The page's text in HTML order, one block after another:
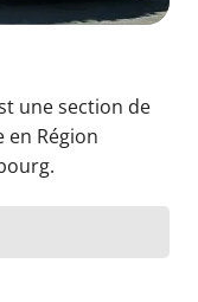
une section de
en Région